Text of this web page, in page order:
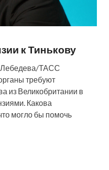
к Тинькову
Лебедева/ТАСС
требуют
из Великобритании в
Какова
могло бы помочь